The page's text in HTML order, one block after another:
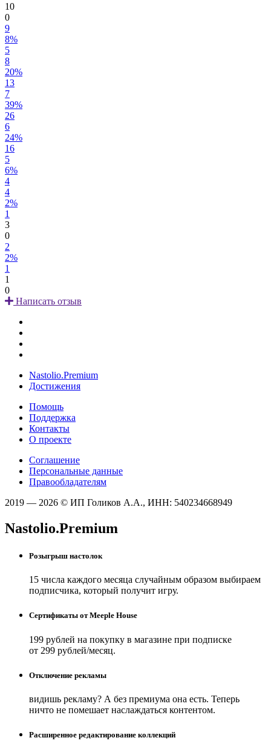
10
0
9
8%
5
8
20%
13
7
39%
26
6
24%
16
5
6%
4
4
2%
1
3
0
2
2%
1
1
0
Написать отзыв
Nastolio.Premium
Достижения
Помощь
Поддержка
Контакты
О проекте
Соглашение
Персональные данные
Правообладателям
2019 — 2026 © ИП Голиков А.А., ИНН: 540234668949
Nastolio.Premium
Розыгрыш настолок
15 числа каждого месяца случайным образом выбираем
подписчика, который получит игру.
Сертификаты от Meeple House
199 рублей на покупку в магазине при подписке
от 299 рублей/месяц.
Отключение рекламы
видишь рекламу? А без премиума она есть. Теперь
ничто не помешает наслаждаться контентом.
Расширенное редактирование коллекций